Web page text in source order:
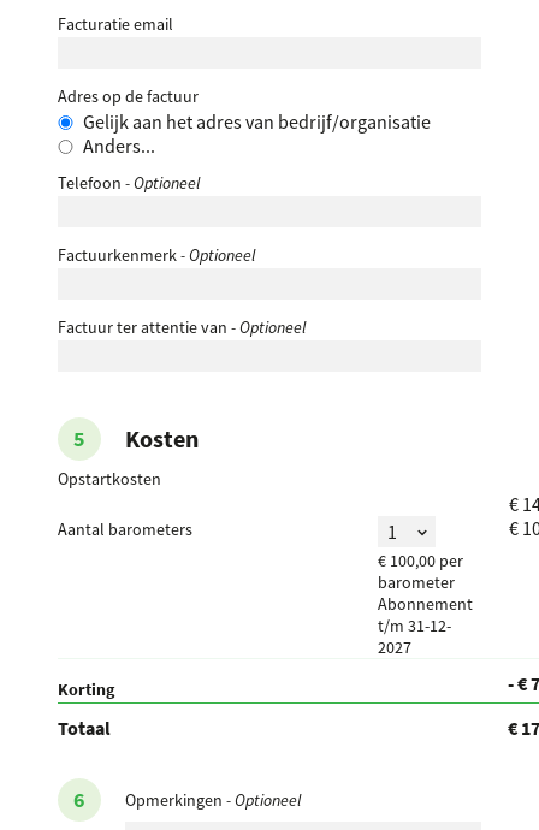
Facturatie email
Adres op de factuur
Gelijk aan het adres van bedrijf/organisatie
Anders...
Telefoon - Optioneel
Factuurkenmerk- Optioneel
Factuur ter attentie van - Optioneel
Kosten
Opstartkosten
€
Aantal barometers
€ 100,00 per
barometer
Abonnement
t/m 31-12-
2027
€
Korting
- €
Totaal
€
Opmerkingen - Optioneel